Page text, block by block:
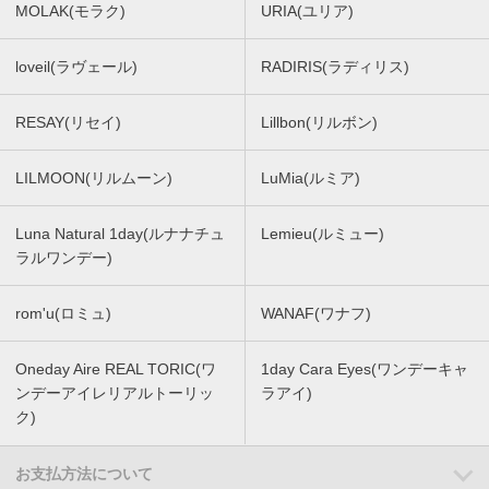
MOLAK(モラク) URIA(ユリア)
loveil(ラヴェール) RADIRIS(ラディリス)
RESAY(リセイ) Lillbon(リルボン)
LILMOON(リルムーン) LuMia(ルミア)
Luna Natural 1day(ルナナチュ
ラルワンデー)
Lemieu(ルミュー)
rom'u(ロミュ) WANAF(ワナフ)
Oneday Aire REAL TORIC(ワ
ンデーアイレリアルトーリッ
ク)
1day Cara Eyes(ワンデーキャ
ラアイ)
お支払方法について